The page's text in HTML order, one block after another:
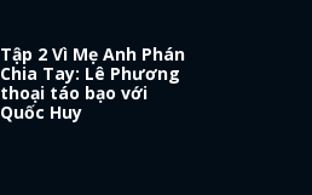
Tập 2 Vì Mẹ Anh Phán
Chia Tay: Lê Phương
thoại táo bạo với
Quốc Huy